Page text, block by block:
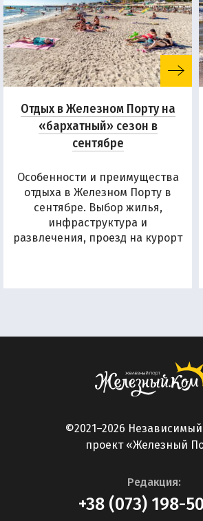
Отдых в Железном Порту на
«бархатный» сезон в
сентябре
Особенности и преимущества
отдыха в Железном Порту в
сентябре. Выбор жилья,
инфраструктура и
развлечения, проезд на курорт
©2021–2026
проект «Железный
Редакция:
+38 (073) 198-